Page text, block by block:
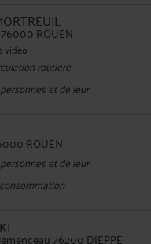
ROUEN
vidéo
routière
et de leur
ROUEN
et de leur
76200 DIEPPE